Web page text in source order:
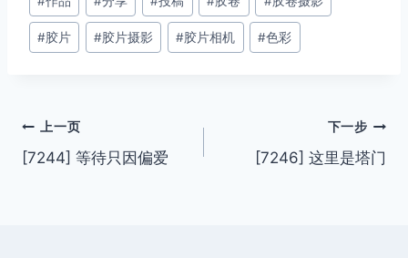
章
标
#胶片 #胶片摄影 #胶片相机 #色彩
文
章
上一页
[7244] 等待只因偏爱
下一步
[7246] 这里是塔门